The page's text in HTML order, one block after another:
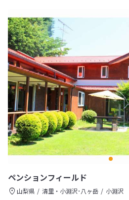
ペンションフィールド
山梨県 清里・小淵沢･八ヶ岳 小淵沢